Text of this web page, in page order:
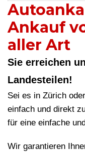
Ankauf
aller Art
Sie erreichen
Landesteilen!
Sei es in Zürich
einfach und direkt
für eine einfache
Wir garantieren